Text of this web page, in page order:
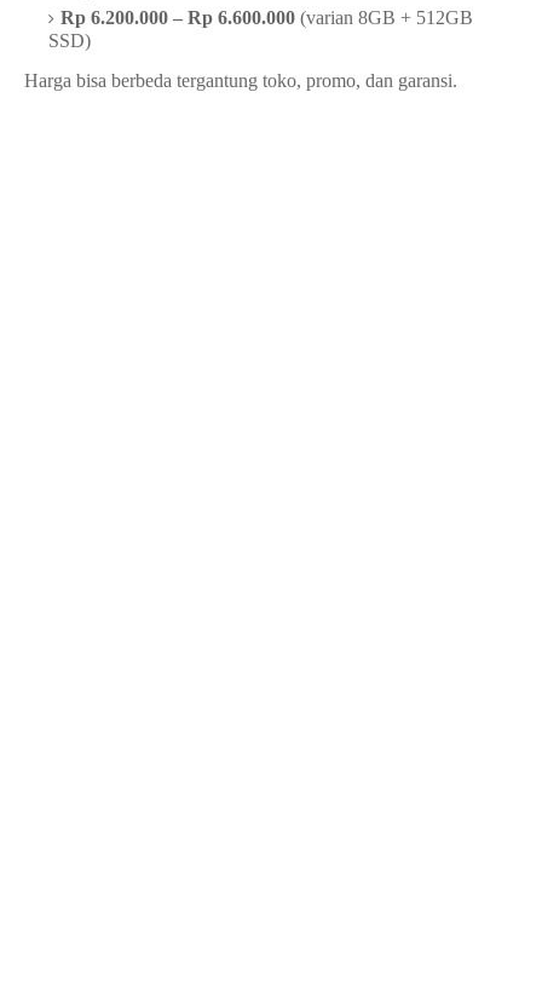
Rp 6.200.000 – Rp 6.600.000 (varian 8GB + 512GB
SSD)
Harga bisa berbeda tergantung toko, promo, dan garansi.